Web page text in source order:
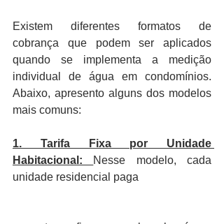
Existem diferentes formatos de
cobrança que podem ser aplicados
quando se implementa a medição
individual de água em condomínios.
Abaixo, apresento alguns dos modelos
mais comuns:
1. Tarifa Fixa por Unidade
Habitacional: Nesse modelo, cada
unidade residencial paga